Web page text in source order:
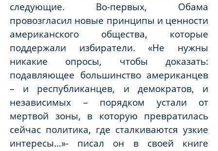
следующие. Во-первых, Обама
провозгласил новые принципы и ценности
американского общества, которые
поддержали избиратели. «Не нужны
никакие опросы, чтобы доказать:
подавляющее большинство американцев
– и республиканцев, и демократов, и
независимых – порядком устали от
мертвой зоны, в которую превратилась
сейчас политика, где сталкиваются узкие
интересы…»- писал он в своей книге